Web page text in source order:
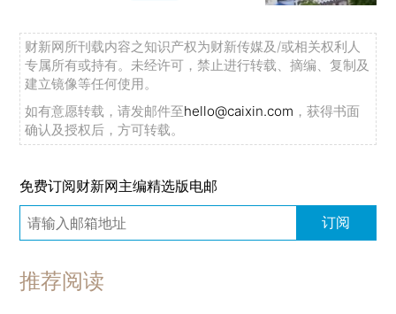
财新网所刊载内容之知识产权为财新传媒及/或相关权利人
专属所有或持有。未经许可，禁止进行转载、摘编、复制及
建立镜像等任何使用。
如有意愿转载，请发邮件至hello@caixin.com ，获得书面
确认及授权后，方可转载。
免费订阅财新网主编精选版电邮
订阅
推荐阅读